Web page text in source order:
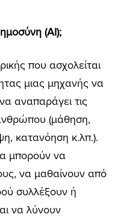
(AI);
που ασχολείται
μιας μηχανής να
αναπαράγει τις
(μάθηση,
κατανόηση κ.λπ.).
μπορούν να
να μαθαίνουν από
συλλέξουν ή
να λύνουν